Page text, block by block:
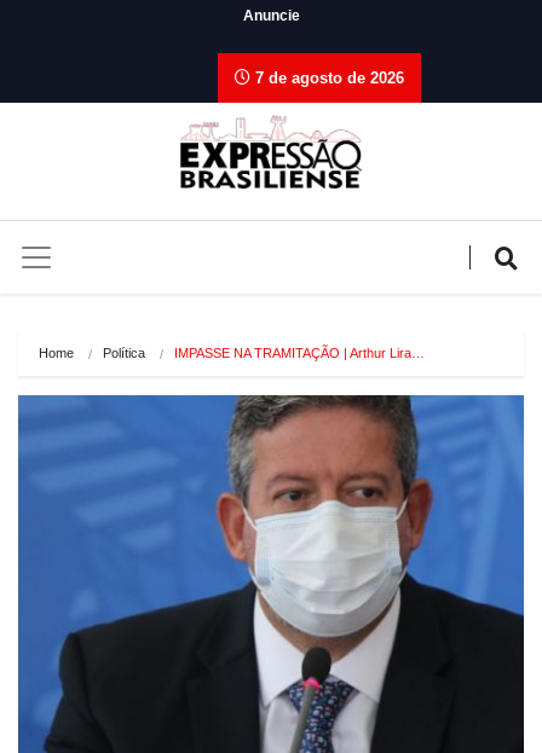
Anuncie
7 de agosto de 2026
Home Política IMPASSE NA TRAMITAÇÃO | Arthur Lira…